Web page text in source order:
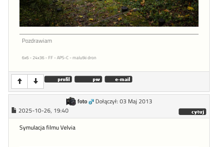
Pozdrawiam
6x6 - 24x36 - FF - APS-C - malutki dron
foto
Dołączył: 03 Maj 2013
2025-10-26, 19:40
Symulacja filmu Velvia